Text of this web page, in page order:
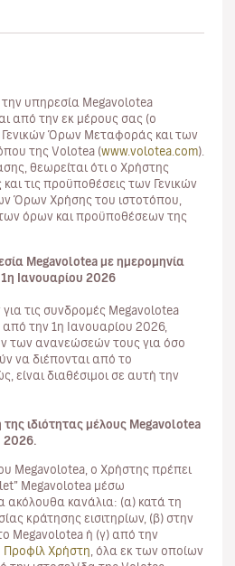
υπηρεσία Megavolotea
από την εκ μέρους σας (ο
Όρων Μεταφοράς και των
της Volotea (www.volotea.com).
θεωρείται ότι ο Χρήστης
τις προϋποθέσεις των Γενικών
Όρων Χρήσης του ιστοτόπου,
όρων και προϋποθέσεων της
Megavolotea με ημερομηνία
Ιανουαρίου 2026
για τις συνδρομές Megavolotea
την 1η Ιανουαρίου 2026,
των ανανεώσεών τους για όσο
να διέπονται από το
είναι διαθέσιμοι σε αυτή την
ιδιότητας μέλους Megavolotea
2026.
Megavolotea, ο Χρήστης πρέπει
Megavolotea μέσω
ακόλουθα κανάλια: (α) κατά τη
κράτησης εισιτηρίων, (β) στην
Megavolotea ή (γ) από την
Προφίλ Χρήστη , όλα εκ των οποίων